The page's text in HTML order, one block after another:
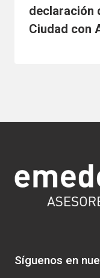
declaración
Ciudad con
Síguenos en